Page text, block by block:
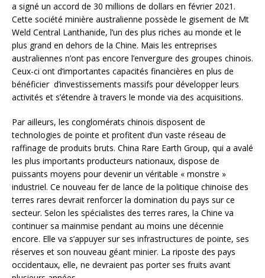
a signé un accord de 30 millions de dollars en février 2021.
Cette société minière australienne possède le gisement de Mt
Weld Central Lanthanide, l’un des plus riches au monde et le
plus grand en dehors de la Chine. Mais les entreprises
australiennes n’ont pas encore l’envergure des groupes chinois.
Ceux-ci ont d’importantes capacités financières en plus de
bénéficier d’investissements massifs pour développer leurs
activités et s’étendre à travers le monde via des acquisitions.
Par ailleurs, les conglomérats chinois disposent de
technologies de pointe et profitent d’un vaste réseau de
raffinage de produits bruts. China Rare Earth Group, qui a avalé
les plus importants producteurs nationaux, dispose de
puissants moyens pour devenir un véritable « monstre »
industriel. Ce nouveau fer de lance de la politique chinoise des
terres rares devrait renforcer la domination du pays sur ce
secteur. Selon les spécialistes des terres rares, la Chine va
continuer sa mainmise pendant au moins une décennie
encore. Elle va s’appuyer sur ses infrastructures de pointe, ses
réserves et son nouveau géant minier. La riposte des pays
occidentaux, elle, ne devraient pas porter ses fruits avant